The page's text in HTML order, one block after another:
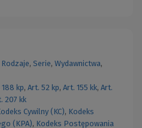
Rodzaje, Serie, Wydawnictwa,
kp, Art. 52 kp, Art. 155 kk, Art.
207 kk
Cywilny (KC), Kodeks
(KPA), Kodeks Postępowania